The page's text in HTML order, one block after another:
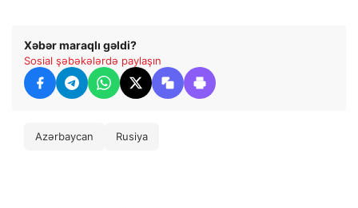
Xəbər maraqlı gəldi?
Sosial şəbəkələrdə paylaşın
Azərbaycan Rusiya